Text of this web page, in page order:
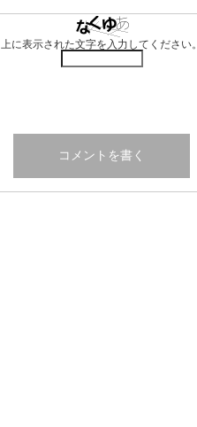
上に表示された文字を入力してください。